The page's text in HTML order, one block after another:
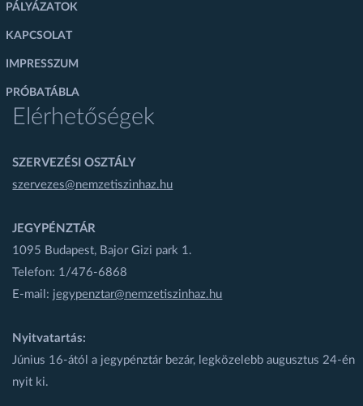
PÁLYÁZATOK
KAPCSOLAT
IMPRESSZUM
PRÓBATÁBLA
Elérhetőségek
SZERVEZÉSI OSZTÁLY
szervezes@nemzetiszinhaz.hu
JEGYPÉNZTÁR
1095 Budapest, Bajor Gizi park 1.
Telefon: 1/476-6868
E-mail: jegypenztar@nemzetiszinhaz.hu
Nyitvatartás:
Június 16-ától a jegypénztár bezár, legközelebb augusztus 24-én
nyit ki.